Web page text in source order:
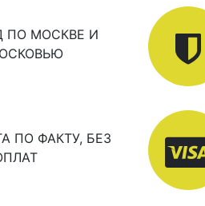
ПО МОСКВЕ И
ПО ФАКТУ, БЕЗ